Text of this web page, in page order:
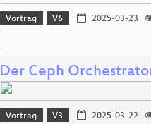
Vortrag V6 2025-03-23
Der Ceph
Vortrag V3 2025-03-22